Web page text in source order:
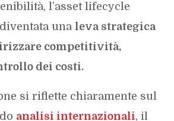
l’asset lifecycle
una leva strategica
competitività,
dei costi.
si riflette chiaramente sul
analisi internazionali, il